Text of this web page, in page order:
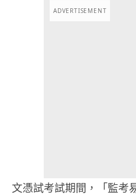
ADVERTISEMENT
文憑試考試期間，「監考